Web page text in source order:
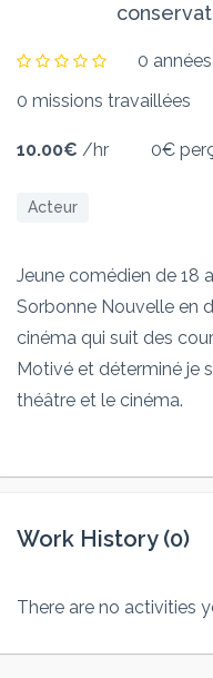
0
0 missions travaillées
10.00€ /hr 0€
Acteur
Jeune comédien de 18
Sorbonne Nouvelle en
cinéma qui suit des
Motivé et déterminé je
théâtre et le cinéma.
Work History (0)
There are no activities